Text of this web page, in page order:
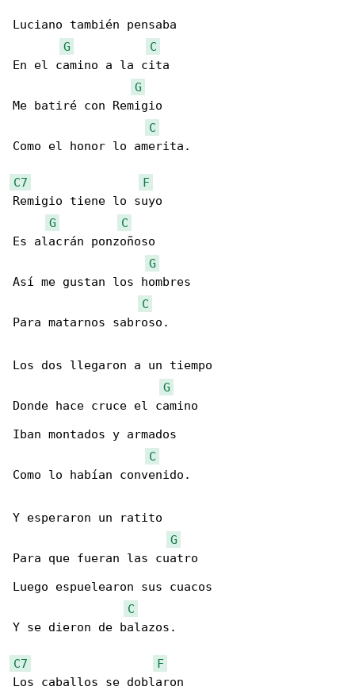
Luciano también pensaba
G
C
En el camino a la cita
G
Me batiré con Remigio
C
Como el honor lo amerita.
C7
F
Remigio tiene lo suyo
G
C
Es alacrán ponzoñoso
G
Así me gustan los hombres
C
Para matarnos sabroso.
Los dos llegaron a un tiempo
G
Donde hace cruce el camino
Iban montados y armados
C
Como lo habían convenido.
Y esperaron un ratito
G
Para que fueran las cuatro
Luego espuelearon sus cuacos
C
Y se dieron de balazos.
C7
F
Los caballos se doblaron